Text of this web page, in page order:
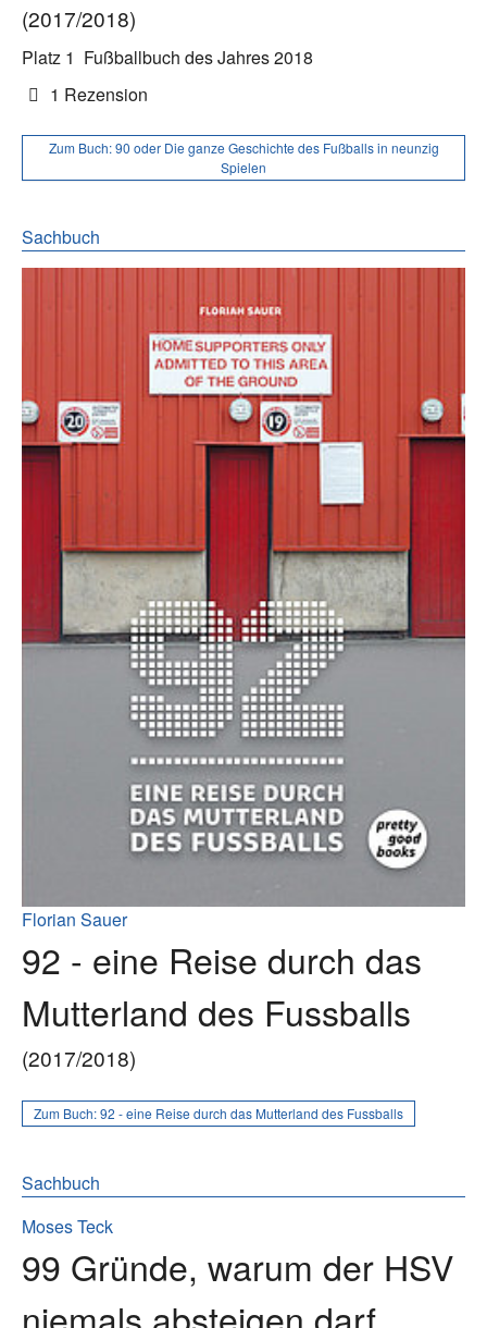
(2017/2018)
Platz 1 Fußballbuch des Jahres 2018
1 Rezension
Zum Buch:90 oder Die ganze Geschichte des Fußballs in neunzig
Spielen
Sachbuch
Florian Sauer
92 - eine Reise durch das
Mutterland des Fussballs
(2017/2018)
Zum Buch:92 - eine Reise durch das Mutterland des Fussballs
Sachbuch
Moses Teck
99 Gründe, warum der HSV
niemals absteigen darf